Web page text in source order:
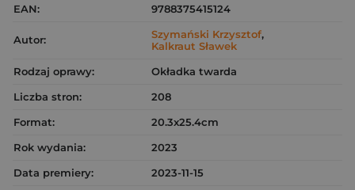
EAN:
9788375415124
Autor: Szymański Krzysztof,
Kalkraut Sławek
Rodzaj oprawy:
Okładka twarda
Liczba stron:
208
Format:
20.3x25.4cm
Rok wydania:
2023
Data premiery:
2023-11-15